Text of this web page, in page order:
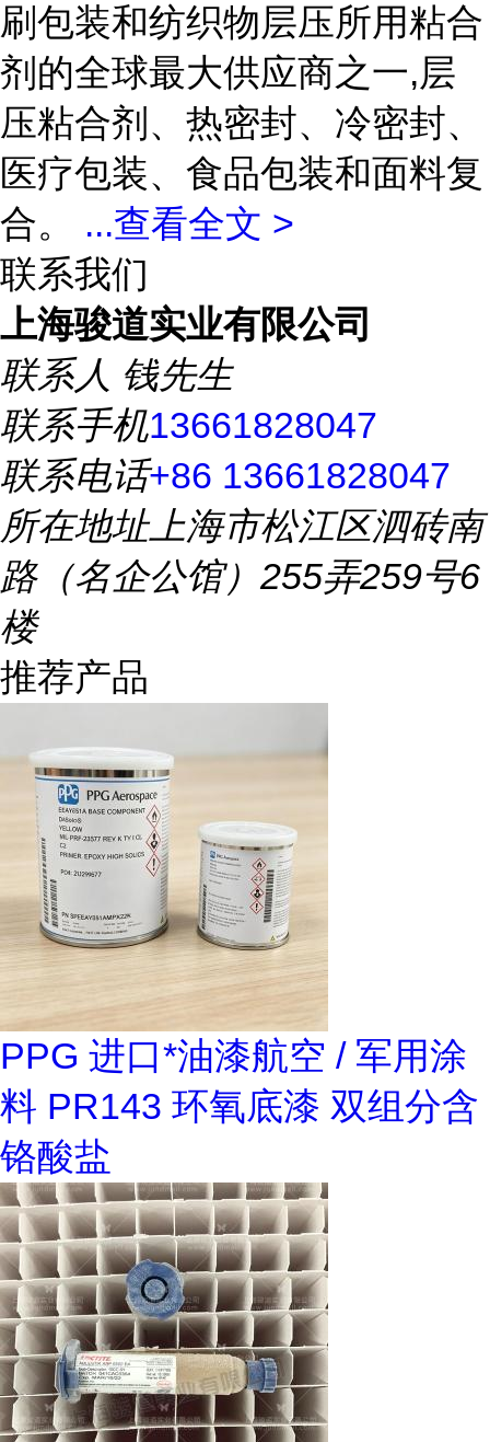
刷包装和纺织物层压所用粘合
剂的全球最大供应商之一,层
压粘合剂、热密封、冷密封、
医疗包装、食品包装和面料复
合。 ...查看全文 >
联系我们
上海骏道实业有限公司
联系人 钱先生
联系手机13661828047
联系电话+86 13661828047
所在地址上海市松江区泗砖南
路（名企公馆）255弄259号6
楼
推荐产品
PPG 进口*油漆航空 / 军用涂
料 PR143 环氧底漆 双组分含
铬酸盐